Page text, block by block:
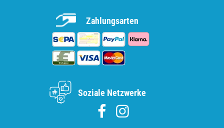
Zahlungsarten
Soziale Netzwerke